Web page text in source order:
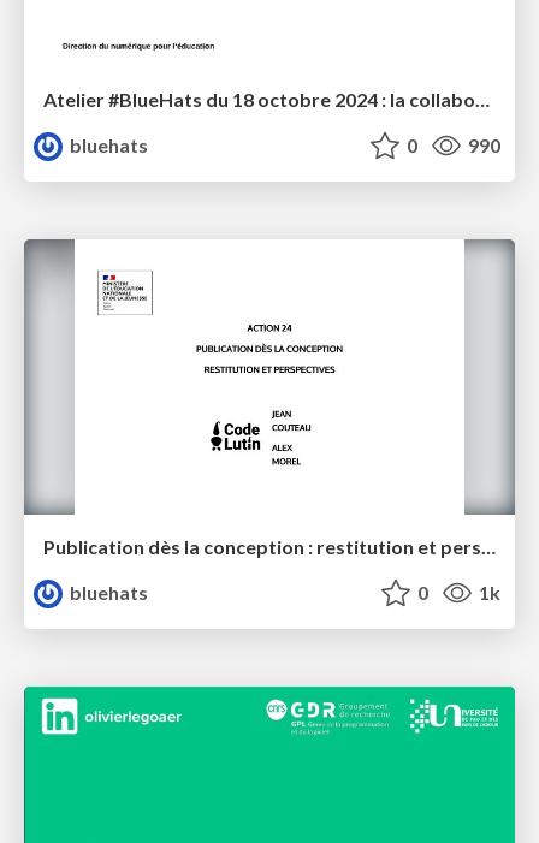
bluehats
0 990
Publication dès la conception : restitution et perspectives - MENJ / Code Lutin
bluehats
0 1k